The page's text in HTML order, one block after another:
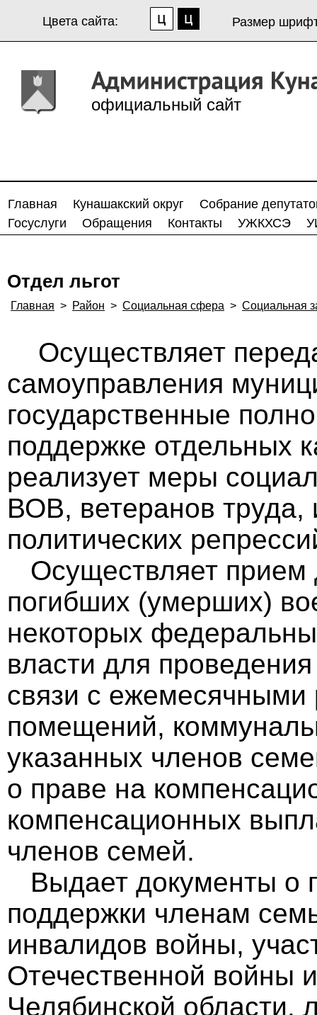
Цвета сайта: Размер
официальный сайт
Главная Кунашакский округ
Собрание
Госуслуги
Обращения Контакты УЖКХСЭ
Отдел льгот
Главная > Район > Социальная сфера > Социальная
Осуществляет
самоуправления
государственные
поддержке отдельных
реализует меры
ВОВ, ветеранов труда,
политических
Осуществляет прием
погибших (умерших)
некоторых
власти для
связи с
помещений,
указанных членов
о праве на
компенсационных
членов семей.
Выдает документы о
поддержки членам
инвалидов войны,
Отечественной войны
Челябинской области,